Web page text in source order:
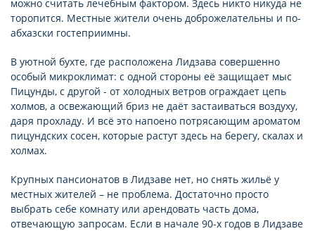
можно считать лечебным фактором. Здесь никто никуда не
торопится. Местные жители очень доброжелательны и по-
абхазски гостеприимны.
В уютной бухте, где расположена Лидзава совершенно
особый микроклимат: с одной стороны её защищает мыс
Пицунды, с другой - от холодных ветров ограждает цепь
холмов, а освежающий бриз не даёт застаиваться воздуху,
даря прохладу. И всё это напоено потрясающим ароматом
пицундских сосен, которые растут здесь на берегу, скалах и
холмах.
Крупных пансионатов в Лидзаве нет, но снять жильё у
местных жителей – не проблема. Достаточно просто
выбрать себе комнату или арендовать часть дома,
отвечающую запросам. Если в начале 90-х годов в Лидзаве